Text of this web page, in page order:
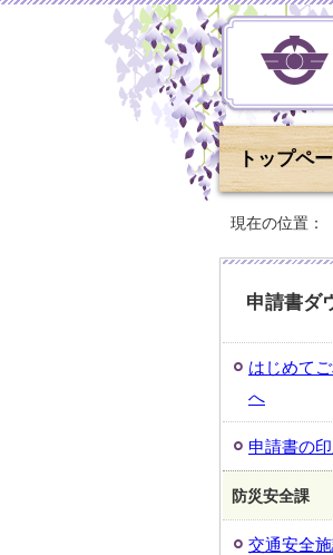
トップペ
現在の位置：
申請書ダ
はじめて
へ
申請書の
防災安全課
交通安全